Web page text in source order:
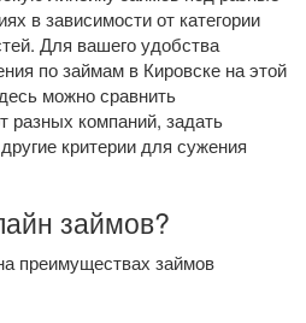
в зависимости от категории
Для вашего удобства
по займам в Кировске на этой
можно сравнить
разных компаний, задать
критерии для сужения
займов?
преимуществах займов